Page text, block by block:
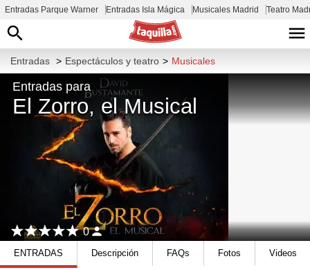
Entradas Parque Warner Entradas Isla Mágica Musicales Madrid Teatro
Entradas > Espectáculos y teatro > Musicales
Entradas para
El Zorro, el Musical
0
ENTRADAS Descripción FAQs Fotos Videos